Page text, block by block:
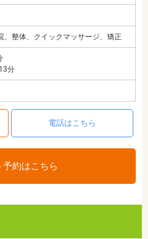
、整体、クイックマッサージ、矯正
分
電話はこちら
予約はこちら